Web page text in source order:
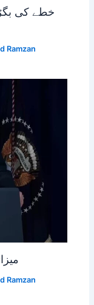
خطے کی
Ramzan
Ramzan